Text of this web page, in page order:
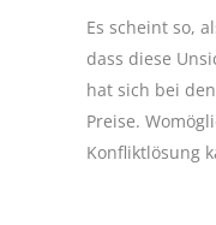
Es scheint so,
dass diese
hat sich bei
Preise.
Konfliktlösung